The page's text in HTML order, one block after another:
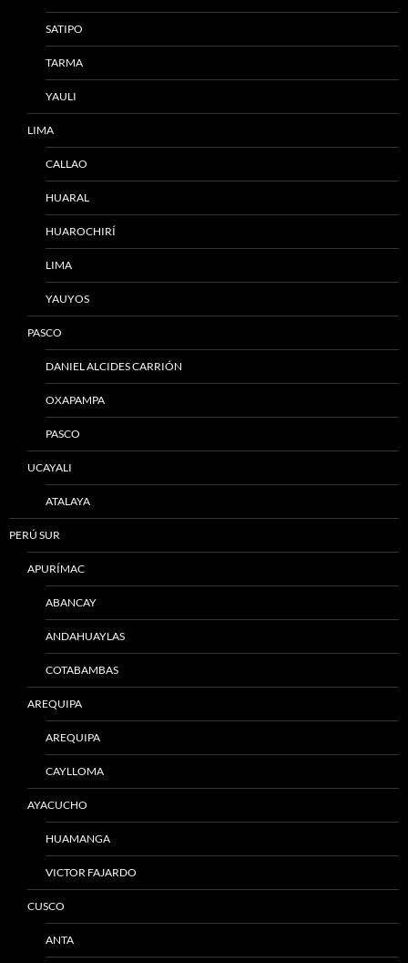
SATIPO
TARMA
YAULI
LIMA
CALLAO
HUARAL
HUAROCHIRÍ
LIMA
YAUYOS
PASCO
DANIEL ALCIDES CARRIÓN
OXAPAMPA
PASCO
UCAYALI
ATALAYA
PERÚ SUR
APURÍMAC
ABANCAY
ANDAHUAYLAS
COTABAMBAS
AREQUIPA
AREQUIPA
CAYLLOMA
AYACUCHO
HUAMANGA
VICTOR FAJARDO
CUSCO
ANTA